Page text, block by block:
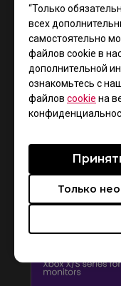
“Только
всех
самостоятельно
файлов cookie в
дополнительной
ознакомьтесь с
файлов cookie на
Только
bars or